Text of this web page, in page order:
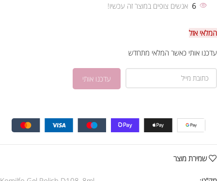
6 אנשים צופים במוצר זה עכשיו!
המלאי אזל
עדכנו אותי כאשר המלאי מתחדש
שמירת מוצר